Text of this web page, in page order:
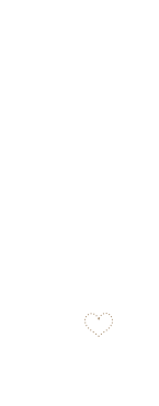
favorites